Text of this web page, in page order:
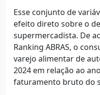
Esse conjunto de
efeito direto sobre o
supermercadista. De
Ranking ABRAS, o
varejo alimentar de
2024 em relação ao
faturamento bruto do